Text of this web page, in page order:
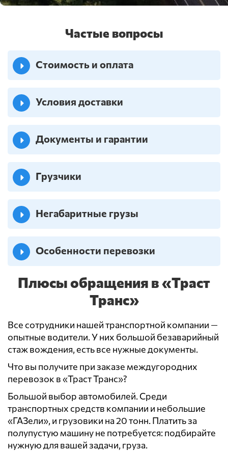
Частые вопросы
Стоимость и оплата
Условия доставки
Документы и гарантии
Грузчики
Негабаритные грузы
Особенности перевозки
Плюсы обращения в «Траст
Транс»
Все сотрудники нашей транспортной компании —
опытные водители. У них большой безаварийный
стаж вождения, есть все нужные документы.
Что вы получите при заказе междугородних
перевозок в «Траст Транс»?
Большой выбор автомобилей. Среди
транспортных средств компании и небольшие
«ГАЗели», и грузовики на 20 тонн. Платить за
полупустую машину не потребуется: подбирайте
нужную для вашей задачи, груза.